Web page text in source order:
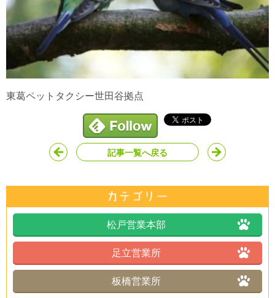
東葛ペットタクシー世田谷拠点
記事一覧へ戻る
松戸営業本部
足立営業所
板橋営業所